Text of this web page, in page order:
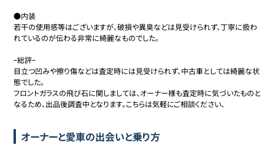
●内装
若干の使用感等はございますが、破損や異臭などは見受けられず、丁寧に扱わ
れているのが伝わる非常に綺麗なものでした。
ｰ総評ｰ
目立つ凹みや擦り傷などは査定時には見受けられず、中古車としては綺麗な状
態でした。
フロントガラスの飛び石に関しましては、オーナー様も査定時に気づいたものと
なるため、出品後調査中となります。こちらは気軽にご相談ください、
オーナーと愛車の出会いと乗り方